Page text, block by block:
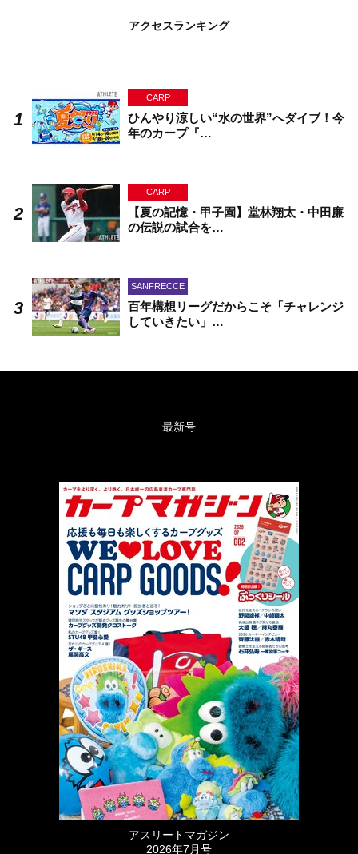
アクセスランキング
CARP
ひんやり涼しい“水の世界”へダイブ！今
年のカープ『…
CARP
【夏の記憶・甲子園】堂林翔太・中田廉
の伝説の試合を…
SANFRECCE
百年構想リーグだからこそ「チャレンジ
していきたい」…
最新号
アスリートマガジン
2026年7月号